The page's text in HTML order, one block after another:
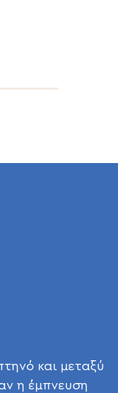
και μεταξύ
η έμπνευση